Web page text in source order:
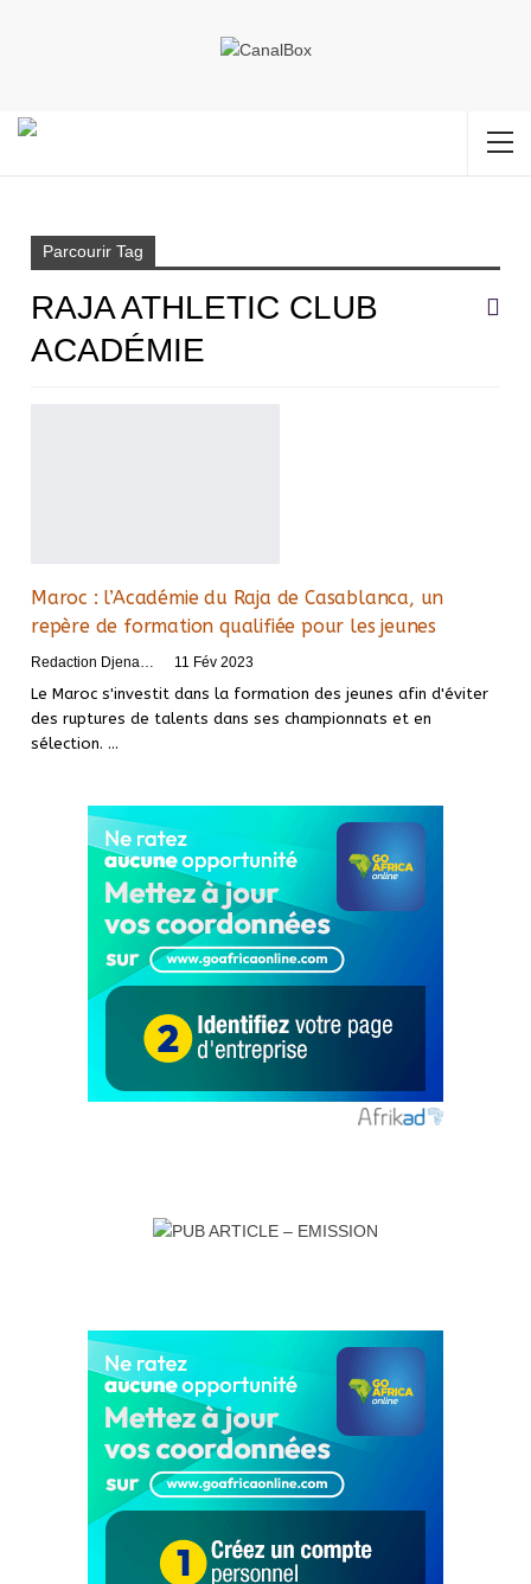
Parcourir Tag
RAJA ATHLETIC CLUB
ACADÉMIE
Maroc : l’Académie du Raja de Casablanca, un
repère de formation qualifiée pour les jeunes
11 Fév 2023
Le Maroc s'investit dans la formation des jeunes afin d'éviter
des ruptures de talents dans ses championnats et en
sélection. …